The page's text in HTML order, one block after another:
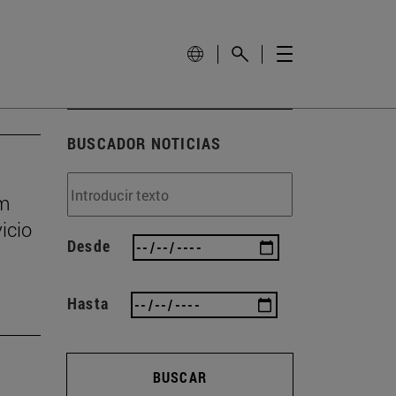
BUSCADOR NOTICIAS
Desde
Hasta
BUSCAR